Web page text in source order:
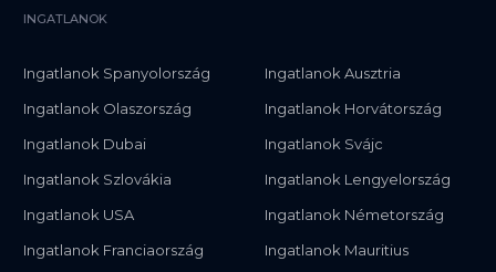
INGATLANOK
Ingatlanok Spanyolország
Ingatlanok Olaszország
Ingatlanok Dubai
Ingatlanok Szlovákia
Ingatlanok USA
Ingatlanok Franciaország
Ingatlanok Ausztria
Ingatlanok Horvátország
Ingatlanok Svájc
Ingatlanok Lengyelország
Ingatlanok Németország
Ingatlanok Mauritius